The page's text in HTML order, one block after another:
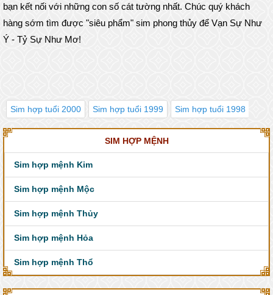
bạn kết nối với những con số cát tường nhất. Chúc quý khách
hàng sớm tìm được "siêu phẩm" sim phong thủy để Vạn Sự Như
Ý - Tỷ Sự Như Mơ!
Sim hợp tuổi 2000 Sim hợp tuổi 1999 Sim hợp tuổi 1998
SIM HỢP MỆNH
Sim hợp mệnh Kim
Sim hợp mệnh Mộc
Sim hợp mệnh Thủy
Sim hợp mệnh Hỏa
Sim hợp mệnh Thổ